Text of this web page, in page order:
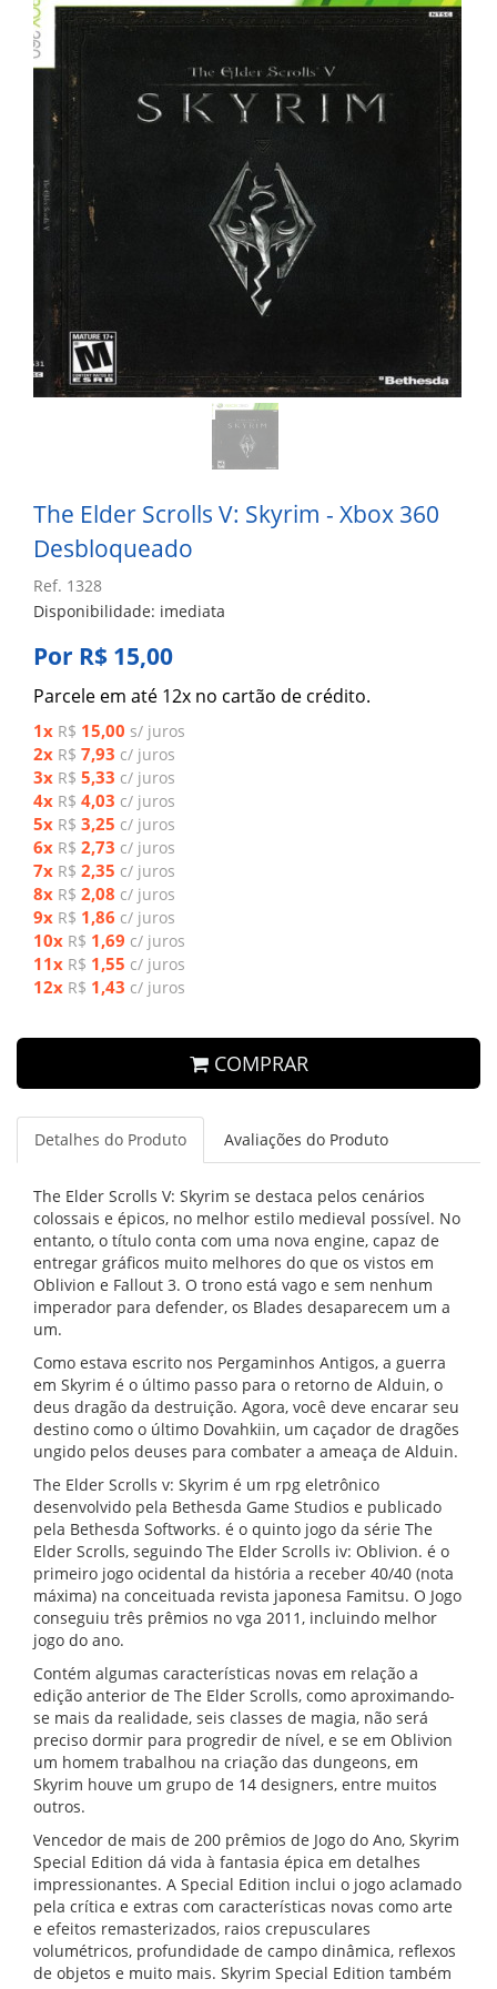
The Elder Scrolls V: Skyrim - Xbox 360
Desbloqueado
Ref. 1328
Disponibilidade: imediata
Por R$ 15,00
Parcele em até 12x no cartão de crédito.
1x R$ 15,00 s/ juros
2x R$ 7,93 c/ juros
3x R$ 5,33 c/ juros
4x R$ 4,03 c/ juros
5x R$ 3,25 c/ juros
6x R$ 2,73 c/ juros
7x R$ 2,35 c/ juros
8x R$ 2,08 c/ juros
9x R$ 1,86 c/ juros
10x R$ 1,69 c/ juros
11x R$ 1,55 c/ juros
12x R$ 1,43 c/ juros
COMPRAR
Detalhes do Produto Avaliações do Produto
The Elder Scrolls V: Skyrim se destaca pelos cenários
colossais e épicos, no melhor estilo medieval possível. No
entanto, o título conta com uma nova engine, capaz de
entregar gráficos muito melhores do que os vistos em
Oblivion e Fallout 3. O trono está vago e sem nenhum
imperador para defender, os Blades desaparecem um a
um.
Como estava escrito nos Pergaminhos Antigos, a guerra
em Skyrim é o último passo para o retorno de Alduin, o
deus dragão da destruição. Agora, você deve encarar seu
destino como o último Dovahkiin, um caçador de dragões
ungido pelos deuses para combater a ameaça de Alduin.
The Elder Scrolls v: Skyrim é um rpg eletrônico
desenvolvido pela Bethesda Game Studios e publicado
pela Bethesda Softworks. é o quinto jogo da série The
Elder Scrolls, seguindo The Elder Scrolls iv: Oblivion. é o
primeiro jogo ocidental da história a receber 40/40 (nota
máxima) na conceituada revista japonesa Famitsu. O Jogo
conseguiu três prêmios no vga 2011, incluindo melhor
jogo do ano.
Contém algumas características novas em relação a
edição anterior de The Elder Scrolls, como aproximando-
se mais da realidade, seis classes de magia, não será
preciso dormir para progredir de nível, e se em Oblivion
um homem trabalhou na criação das dungeons, em
Skyrim houve um grupo de 14 designers, entre muitos
outros.
Vencedor de mais de 200 prêmios de Jogo do Ano, Skyrim
Special Edition dá vida à fantasia épica em detalhes
impressionantes. A Special Edition inclui o jogo aclamado
pela crítica e extras com características novas como arte
e efeitos remasterizados, raios crepusculares
volumétricos, profundidade de campo dinâmica, reflexos
de objetos e muito mais. Skyrim Special Edition também